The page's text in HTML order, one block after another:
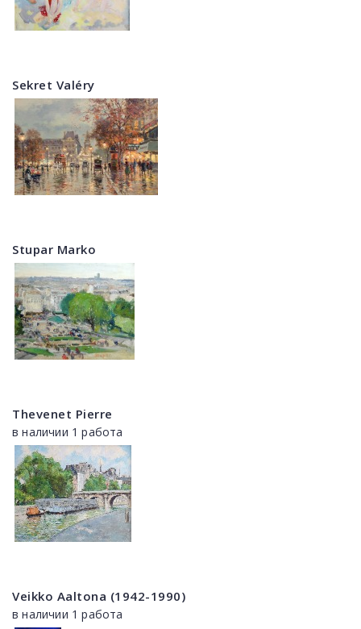
Sekret Valéry
Stupar Marko
Thevenet Pierre
в наличии 1 работа
Veikko Aaltona (1942-1990)
в наличии 1 работа